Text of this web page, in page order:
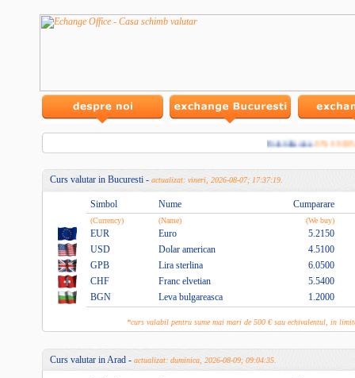
IntotdeaunaUN CURS
Curs valutar in Bucuresti - actualizat: vineri, 2026-08-07; 17:37:19.
Simbol Nume Cumparare
(Currency) (Name) (We buy)
EUR Euro
5.2150
USD
Dolar american
4.5100
GPB
Lira sterlina
6.0500
CHF
Franc elvetian
5.5400
BGN
Leva bulgareasca 1.2000
*curs valabil pentru sume mai mari de 500 € sau echivalentul, in
Curs valutar in Arad - actualizat: duminica, 2026-08-09; 09:04:35.